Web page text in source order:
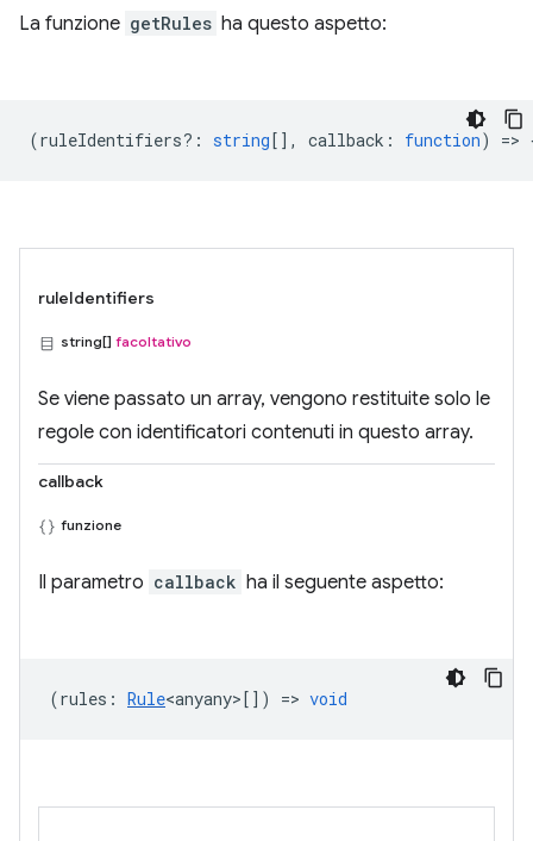
La funzione getRules ha questo aspetto:
(ruleIdentifiers? : string [], callback : function)
ruleIdentifiers
string[] facoltativo
Se viene passato un array, vengono restituite solo le
regole con identificatori contenuti in questo array.
callback
funzione
Il parametro callback ha il seguente aspetto:
(rules : Rule<anyany> []) => void